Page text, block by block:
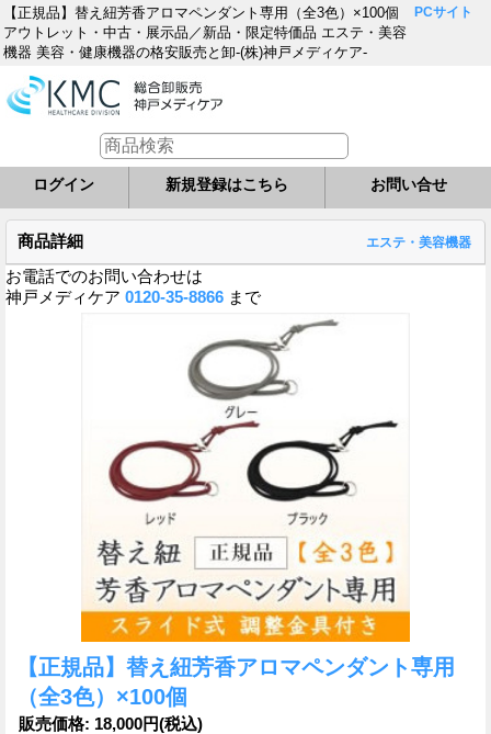
【正規品】替え紐芳香アロマペンダント専用（全3色）×100個
アウトレット・中古・展示品／新品・限定特価品 エステ・美容
機器 美容・健康機器の格安販売と卸-(株)神戸メディケア-
PCサイト
ログイン 新規登録はこちら お問い合せ
商品詳細 エステ・美容機器
お電話でのお問い合わせは
神戸メディケア 0120-35-8866 まで
【正規品】替え紐芳香アロマペンダント専用
（全3色）×100個
販売価格: 18,000円(税込)